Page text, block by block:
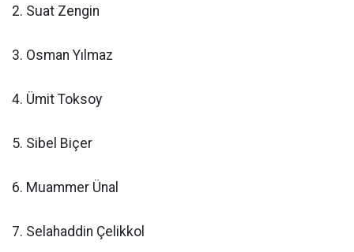
2. Suat Zengin
3. Osman Yılmaz
4. Ümit Toksoy
5. Sibel Biçer
6. Muammer Ünal
7. Selahaddin Çelikkol